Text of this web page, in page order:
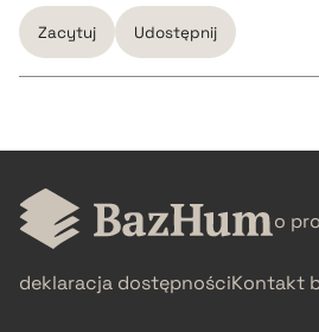
pobierz cytat
Zacytuj Udostępnij
CZYSTY TEKST
pobierz cytat
BIBTEX
o
deklaracja dostępnościKontakt